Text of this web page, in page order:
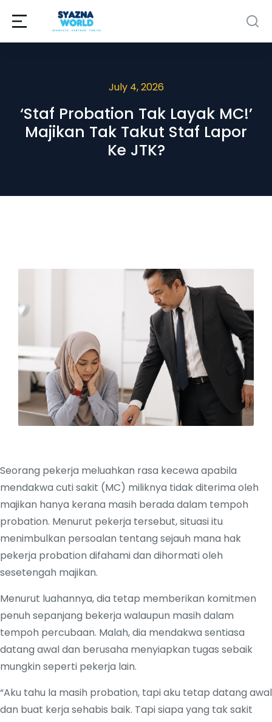
July 4, 2026
‘Staf Probation Tak Layak MC!’
Majikan Tak Takut Staf Lapor
Ke JTK?
Seorang pekerja meluahkan rasa kecewa apabila
mendakwa cuti sakit (MC) miliknya tidak diterima oleh
majikan hanya kerana masih berada dalam tempoh
probation. Menurut pekerja tersebut, situasi itu
menimbulkan persoalan tentang sejauh mana hak
pekerja probation difahami dan dihormati oleh
sesetengah majikan.
Menurut luahannya, dia tetap memberikan komitmen
penuh sepanjang bekerja walaupun masih dalam
tempoh percubaan. Malah, dia mendakwa sentiasa
datang awal dan berusaha menyiapkan tugas sebaik
mungkin seperti pekerja lain.
“Aku tahu la masih probation, tapi aku tetap datang awal
dan buat kerja sehabis baik. Tapi siapa yang tak sakit